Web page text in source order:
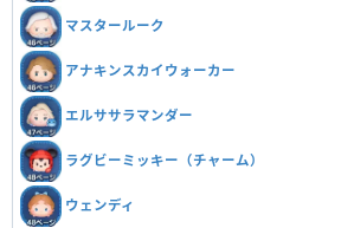
マスタールーク
アナキンスカイウォーカー
エルササラマンダー
ラグビーミッキー（チャーム）
ウェンディ